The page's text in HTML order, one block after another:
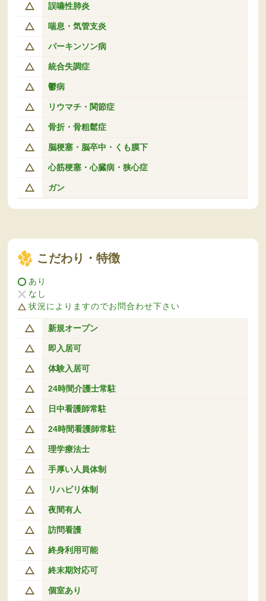
誤嚥性肺炎
喘息・気管支炎
パーキンソン病
統合失調症
鬱病
リウマチ・関節症
骨折・骨粗鬆症
脳梗塞・脳卒中・くも膜下
心筋梗塞・心臓病・狭心症
ガン
こだわり・特徴
あり
なし
状況によりますのでお問合わせ下さい
新規オープン
即入居可
体験入居可
24時間介護士常駐
日中看護師常駐
24時間看護師常駐
理学療法士
手厚い人員体制
リハビリ体制
夜間有人
訪問看護
終身利用可能
終末期対応可
個室あり